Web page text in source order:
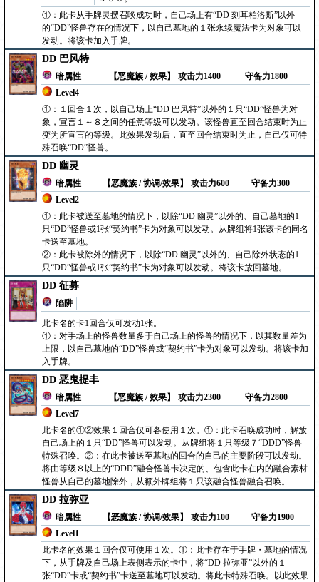
①：此卡从手牌灵摆召唤成功时，自己场上有“DD 刻耳柏洛斯”以外
的“DD”怪兽存在的情况下，以自己墓地的１张永续魔法卡为对象可以
发动。将该卡加入手牌。
DD 巴风特
暗属性
【恶魔族 / 效果】
Level4
攻击力1400 守备力1800
①：１回合１次，以自己场上“DD 巴风特”以外的１只“DD”怪兽为对
象，宣言１～８之间的任意等级可以发动。该怪兽直至回合结束时为止
变为所宣言的等级。此效果发动后，直至回合结束时为止，自己仅可特
殊召唤“DD”怪兽。
DD 幽灵
暗属性
【恶魔族 / 协调/效果】
Level2
攻击力600 守备力300
①：此卡被送至墓地的情况下，以除“DD 幽灵”以外的、自己墓地的1
只“DD”怪兽或1张“契约书”卡为对象可以发动。从牌组将1张该卡的同名
卡送至墓地。
②：此卡被除外的情况下，以除“DD 幽灵”以外的、自己除外状态的1
只“DD”怪兽或1张“契约书”卡为对象可以发动。将该卡放回墓地。
DD 征募
陷阱
此卡名的卡1回合仅可发动1张。
①：对手场上的怪兽数量多于自己场上的怪兽的情况下，以其数量差为
上限，以自己墓地的“DD”怪兽或“契约书”卡为对象可以发动。将该卡加
入手牌。
DD 恶鬼提丰
暗属性
【恶魔族 / 效果】
Level7
攻击力2300 守备力2800
此卡名的①②效果１回合仅可各使用１次。①：此卡召唤成功时，解放
自己场上的１只“DD”怪兽可以发动。从牌组将１只等级７“DDD”怪兽
特殊召唤。②：在此卡被送至墓地的回合的自己的主要阶段可以发动。
将由等级８以上的“DDD”融合怪兽卡决定的、包含此卡在内的融合素材
怪兽从自己的墓地除外，从额外牌组将１只该融合怪兽融合召唤。
DD 拉弥亚
暗属性
【恶魔族 / 协调/效果】
Level1
攻击力100 守备力1900
此卡名的效果１回合仅可使用１次。①：此卡存在于手牌・墓地的情况
下，从手牌及自己场上表侧表示的卡中，将“DD 拉弥亚”以外的１
张“DD”卡或“契约书”卡送至墓地可以发动。将此卡特殊召唤。以此效果